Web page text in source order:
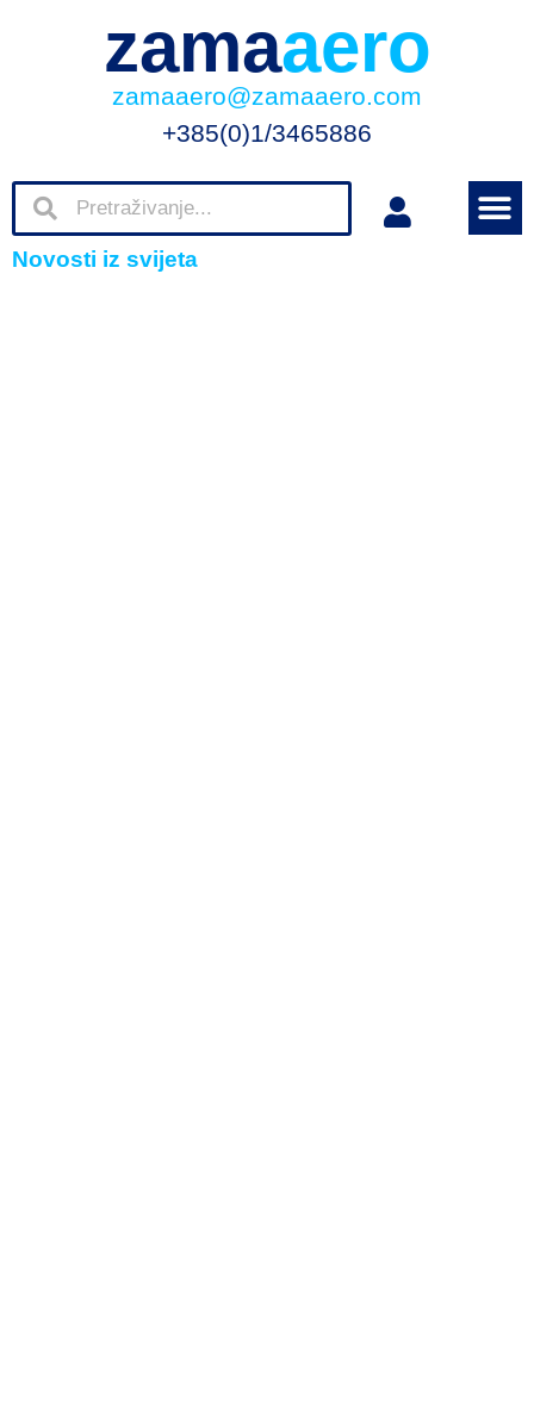
zamaaero
zamaaero@zamaaero.com
+385(0)1/3465886
Novosti iz svijeta